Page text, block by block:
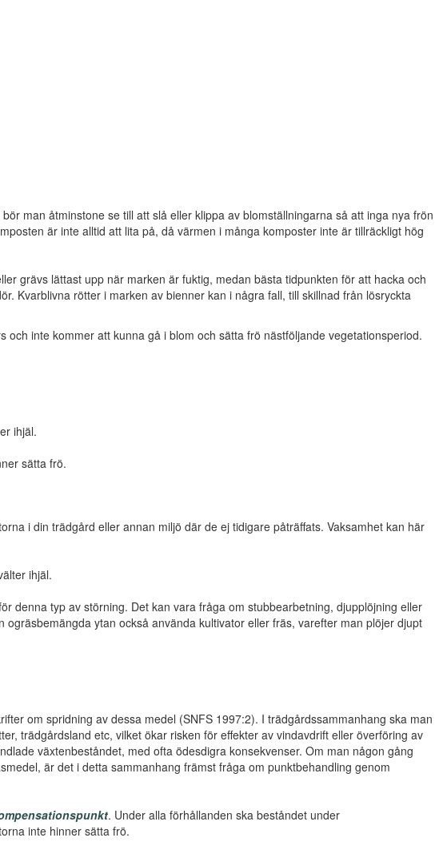
man åtminstone se till att slå eller klippa av blomställningarna så att inga nya frön
är inte alltid att lita på, då värmen i många komposter inte är tillräckligt hög
grävs lättast upp när marken är fuktig, medan bästa tidpunkten för att hacka och
Kvarblivna rötter i marken av bienner kan i några fall, till skillnad från lösryckta
och inte kommer att kunna gå i blom och sätta frö nästföljande vegetationsperiod.
ihjäl.
sätta frö.
i din trädgård eller annan miljö där de ej tidigare påträffats. Vaksamhet kan här
ihjäl.
denna typ av störning. Det kan vara fråga om stubbearbetning, djupplöjning eller
ytan också använda kultivator eller fräs, varefter man plöjer djupt
om spridning av dessa medel (SNFS 1997:2). I trädgårdssammanhang ska man
trädgårdsland etc, vilket ökar risken för effekter av vindavdrift eller överföring av
växtenbeståndet, med ofta ödesdigra konsekvenser. Om man någon gång
är det i detta sammanhang främst fråga om punktbehandling genom
. Under alla förhållanden ska beståndet under
inte hinner sätta frö.